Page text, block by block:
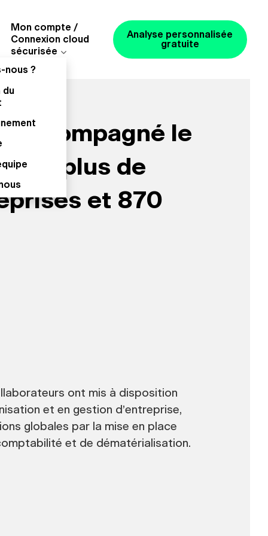
nous ?
du
Mon compte /
Connexion cloud
sécurisée
Analyse personnalisée
gratuite
accompagné le
de plus de
et 870
ont mis à disposition
et en gestion d’entreprise,
globales par la mise en place
et de dématérialisation.